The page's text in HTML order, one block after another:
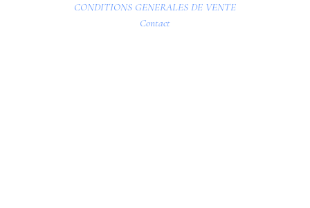
CONDITIONS GENERALES DE VENTE
Contact